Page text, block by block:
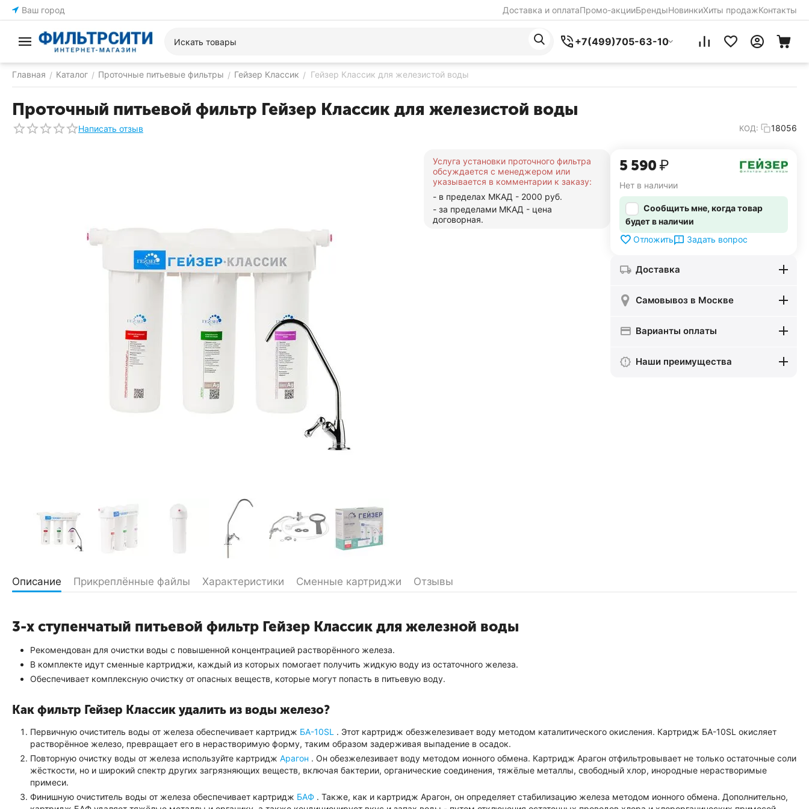
Ваш город Доставка и оплатаПромо-акцииБрендыНовинкиХиты продажКонтакты
+7(499)705-63-10
Главная / Каталог / Проточные питьевые фильтры / Гейзер Классик / Гейзер Классик для железистой воды
Проточный питьевой фильтр Гейзер Классик для железистой воды
Написать отзыв КОД: 18056
Услуга установки проточного фильтра
обсуждается с менеджером или
указывается в комментарии к заказу:
- в пределах МКАД - 2000 руб.
- за пределами МКАД - цена
договорная.
5 590₽
Нет в наличии
Сообщить мне, когда товар
будет в наличии
Отложить
Задать вопрос
Доставка
Самовывоз в Москве
Варианты оплаты
Наши преимущества
Описание Прикреплённые файлы Характеристики Сменные картриджи Отзывы
3-х ступенчатый питьевой фильтр Гейзер Классик для железной воды
Рекомендован для очистки воды с повышенной концентрацией растворённого железа.
В комплекте идут сменные картриджи, каждый из которых помогает получить жидкую воду из остаточного железа.
Обеспечивает комплексную очистку от опасных веществ, которые могут попасть в питьевую воду.
Как фильтр Гейзер Классик удалить из воды железо?
Первичную очиститель воды от железа обеспечивает картридж БА-10SL . Этот картридж обезжелезивает воду методом каталитического окисления. Картридж БА-10SL окисляет
растворённое железо, превращает его в нерастворимую форму, таким образом задерживая выпадение в осадок.
Повторную очистку воды от железа используйте картридж Арагон . Он обезжелезивает воду методом ионного обмена. Картридж Арагон отфильтровывает не только остаточные соли
жёсткости, но и широкий спектр других загрязняющих веществ, включая бактерии, органические соединения, тяжёлые металлы, свободный хлор, инородные нерастворимые
примеси.
Финишную очиститель воды от железа обеспечивает картридж БАФ . Также, как и картридж Арагон, он определяет стабилизацию железа методом ионного обмена. Дополнительно,